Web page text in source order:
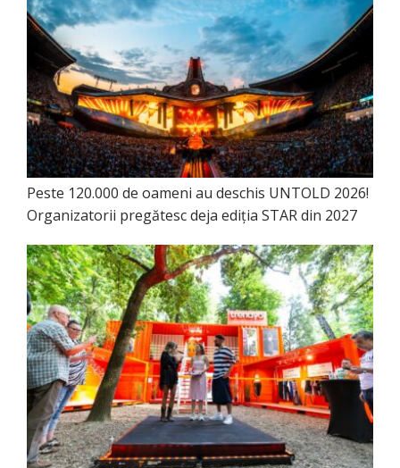
Peste 120.000 de oameni au deschis UNTOLD 2026!
Organizatorii pregătesc deja ediția STAR din 2027